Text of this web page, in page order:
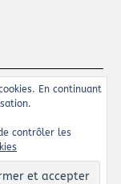
En continuant
contrôler les